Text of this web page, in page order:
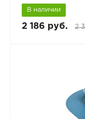
В наличии
2 186 руб. 2